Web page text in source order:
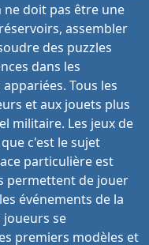
doit pas être une
assembler
des puzzles
dans les
Tous les
et aux jouets plus
militaire. Les jeux de
c'est le sujet
particulière est
permettent de jouer
événements de la
joueurs se
premiers modèles et